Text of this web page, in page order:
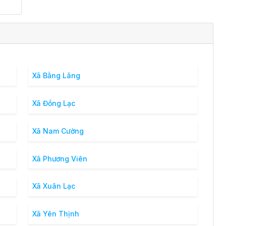
Xã Bằng Lãng
Xã Đồng Lạc
Xã Nam Cường
Xã Phương Viên
Xã Xuân Lạc
Xã Yên Thịnh